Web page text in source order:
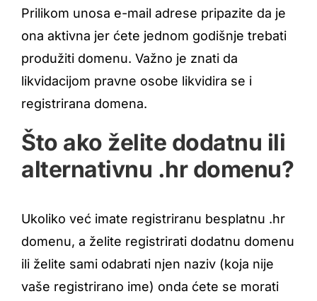
Prilikom unosa e-mail adrese pripazite da je
ona aktivna jer ćete jednom godišnje trebati
produžiti domenu. Važno je znati da
likvidacijom pravne osobe likvidira se i
registrirana domena.
Što ako želite dodatnu ili
alternativnu .hr domenu?
Ukoliko već imate registriranu besplatnu .hr
domenu, a želite registrirati dodatnu domenu
ili želite sami odabrati njen naziv (koja nije
vaše registrirano ime) onda ćete se morati